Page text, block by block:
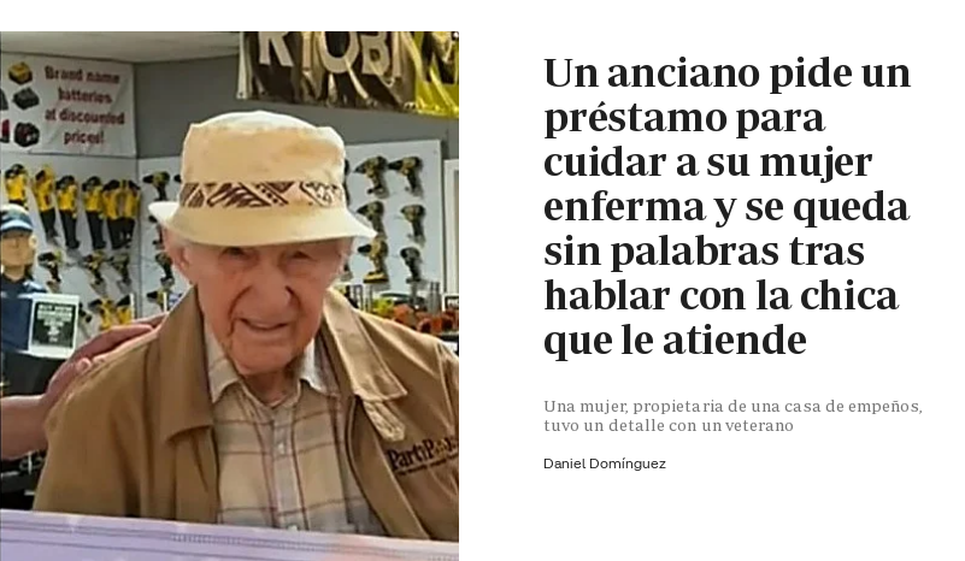
Un anciano pide un
préstamo para
cuidar a su mujer
enferma y se queda
sin palabras tras
hablar con la chica
que le atiende
Una mujer, propietaria de una casa de empeños,
tuvo un detalle con un veterano
Daniel Domínguez